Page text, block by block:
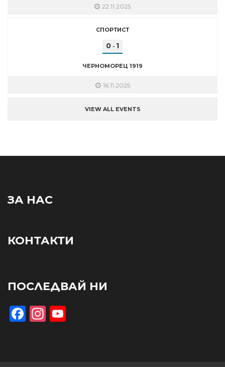
22.11.2025
СПОРТИСТ
0 - 1
ЧЕРНОМОРЕЦ 1919
16.11.2025
VIEW ALL EVENTS
ЗА НАС
КОНТАКТИ
ПОСЛЕДВАЙ НИ
Facebook
Instagram